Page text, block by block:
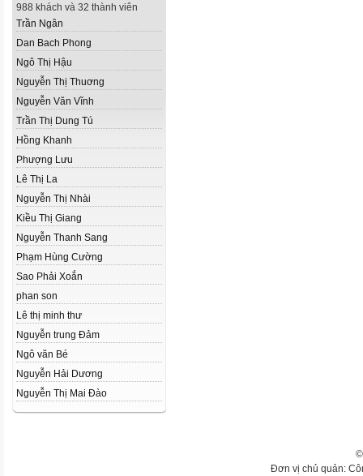
988 khách và 32 thành viên
Trần Ngân
Dan Bach Phong
Ngô Thị Hậu
Nguyễn Thị Thuơng
Nguyễn Văn Vĩnh
Trần Thị Dung Tú
Hồng Khanh
Phượng Lưu
Lê Thị La
Nguyễn Thị Nhài
Kiều Thị Giang
Nguyễn Thanh Sang
Phạm Hùng Cường
Sao Phải Xoắn
phan son
Lê thị minh thư
Nguyễn trung Đảm
Ngô văn Bé
Nguyễn Hải Dương
Nguyễn Thị Mai Đào
Đơn vị chủ quản: